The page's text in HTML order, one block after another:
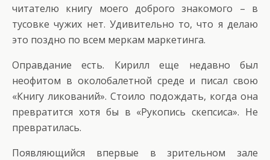
читателю книгу моего доброго знакомого – в
тусовке чужих нет. Удивительно то, что я делаю
это поздно по всем меркам маркетинга.
Оправдание есть. Кирилл еще недавно был
неофитом в околобалетной среде и писал свою
«Книгу ликований». Стоило подождать, когда она
превратится хотя бы в «Рукопись скепсиса». Не
превратилась.
Появляющийся впервые в зрительном зале